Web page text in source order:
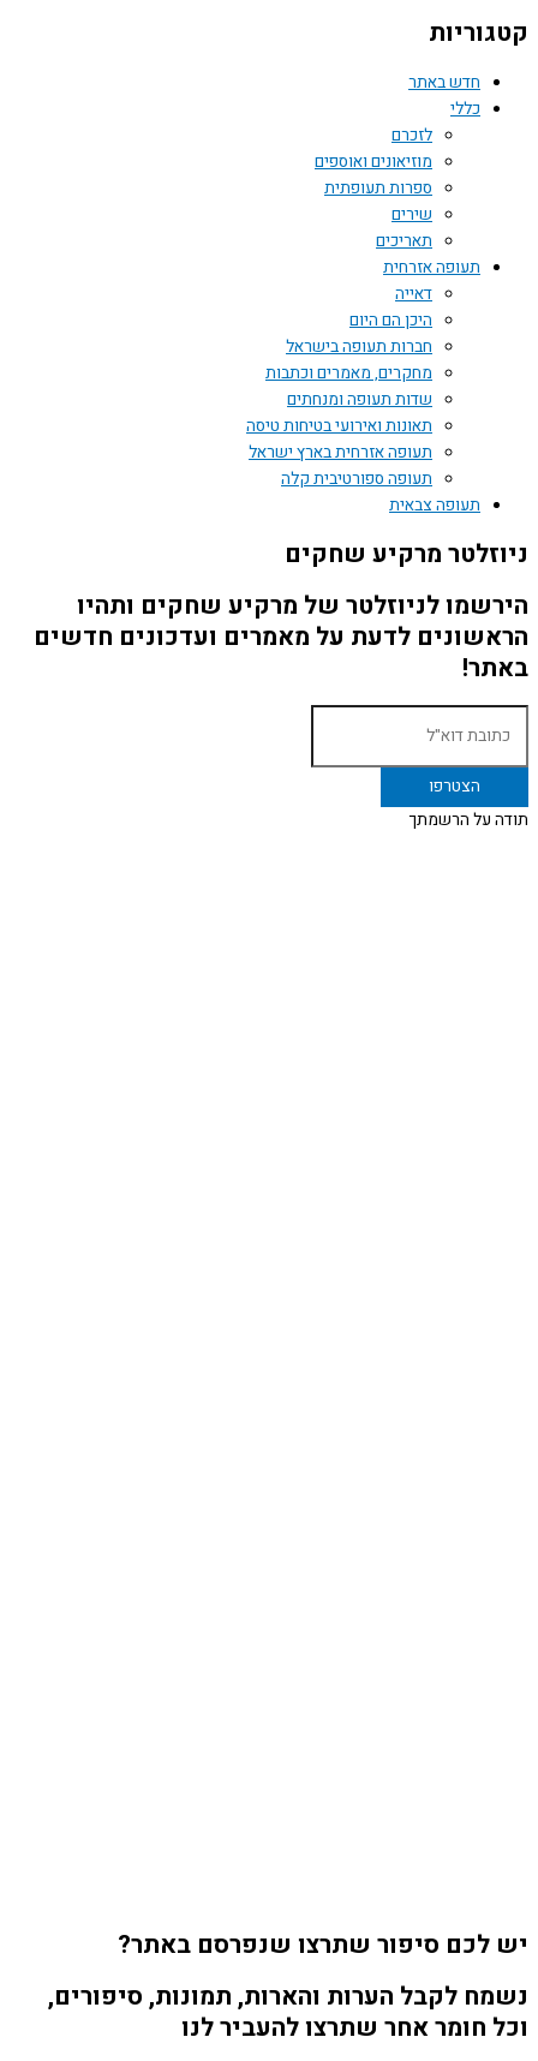
קטגוריות
חדש באתר
כללי
לזכרם
מוזיאונים ואוספים
ספרות תעופתית
שירים
תאריכים
תעופה אזרחית
דאייה
היכן הם היום
חברות תעופה בישראל
מחקרים, מאמרים וכתבות
שדות תעופה ומנחתים
תאונות ואירועי בטיחות טיסה
תעופה אזרחית בארץ ישראל
תעופה ספורטיבית קלה
תעופה צבאית
ניוזלטר מרקיע שחקים
הירשמו לניוזלטר של מרקיע שחקים ותהיו
הראשונים לדעת על מאמרים ועדכונים חדשים
באתר!
תודה על הרשמתך
יש לכם סיפור שתרצו שנפרסם באתר?
נשמח לקבל הערות והארות, תמונות, סיפורים,
וכל חומר אחר שתרצו להעביר לנו